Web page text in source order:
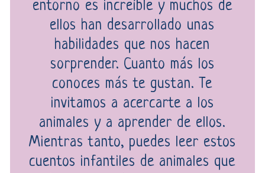
entorno es increíble y muchos de
ellos han desarrollado unas
habilidades que nos hacen
sorprender. Cuanto más los
conoces más te gustan. Te
invitamos a acercarte a los
animales y a aprender de ellos.
Mientras tanto, puedes leer estos
cuentos infantiles de animales que